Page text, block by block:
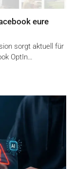
eure
sorgt aktuell für
OptIn…